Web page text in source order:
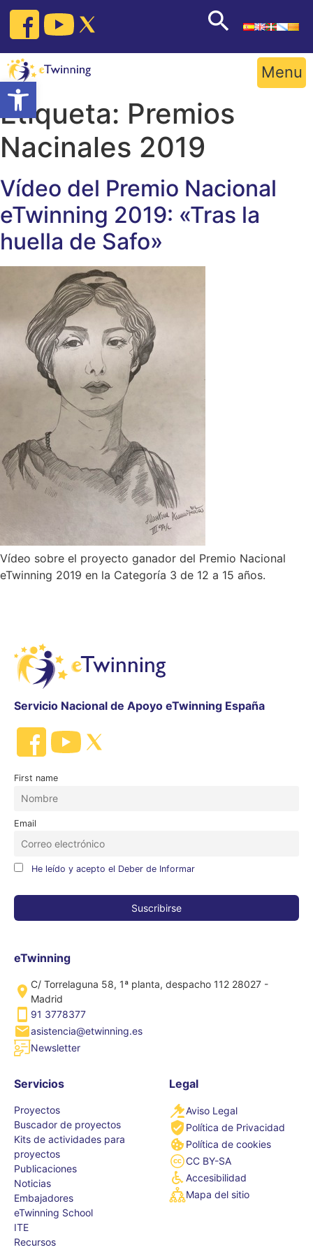
Open toolbar
Skip
content
Menu
Etiqueta: Premios
Nacinales 2019
Vídeo del Premio Nacional
eTwinning 2019: «Tras la
huella de Safo»
Vídeo sobre el proyecto ganador del Premio Nacional
eTwinning 2019 en la Categoría 3 de 12 a 15 años.
Servicio Nacional de Apoyo eTwinning España
First name
Email
He leído y acepto el Deber de Informar
eTwinning
C/ Torrelaguna 58, 1ª planta, despacho 112 28027 -
Madrid
91 3778377
asistencia@etwinning.es
Newsletter
Servicios
Proyectos
Buscador de proyectos
Kits de actividades para
proyectos
Publicaciones
Noticias
Embajadores
eTwinning School
ITE
Recursos
Legal
Aviso Legal
Política de Privacidad
Política de cookies
CC BY-SA
Accesibilidad
Mapa del sitio